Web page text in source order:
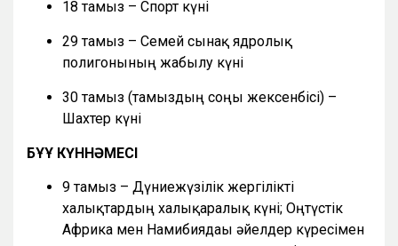
18 тамыз – Спорт күні
29 тамыз – Семей сынақ ядролық
полигонының жабылу күні
30 тамыз (тамыздың соңғы жексенбісі) –
Шахтер күні
БҰҰ КҮННӘМЕСІ
9 тамыз – Дүниежүзілік жергілікті
халықтардың халықаралық күні; Оңтүстік
Африка мен Намибиядағы әйелдер күресімен